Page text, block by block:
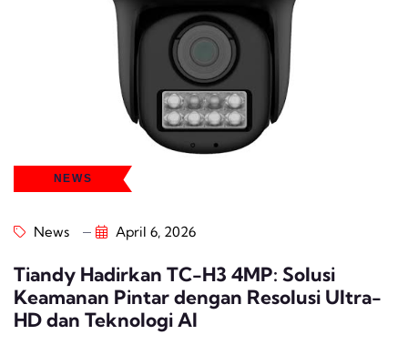
NEWS
News April 6, 2026
Tiandy Hadirkan TC-H3 4MP: Solusi
Keamanan Pintar dengan Resolusi Ultra-
HD dan Teknologi AI